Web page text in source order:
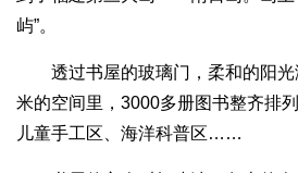
屿”。
透过书屋的玻璃门，柔和的阳光
米的空间里，3000多册图书整齐排
儿童手工区、海洋科普区……